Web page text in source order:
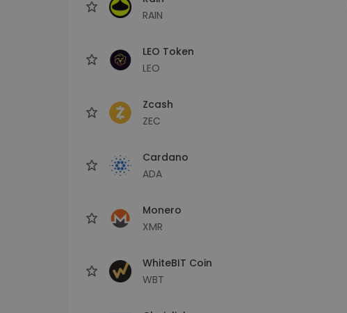
RAIN
LEO Token
LEO
Zcash
ZEC
Cardano
ADA
Monero
XMR
WhiteBIT Coin
WBT